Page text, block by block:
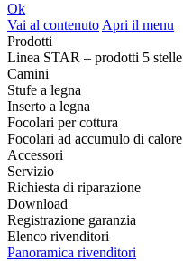
Ok
Vai al contenuto Apri il menu
Prodotti
Linea STAR – prodotti 5 stelle
Camini
Stufe a legna
Inserto a legna
Focolari per cottura
Focolari ad accumulo di calore
Accessori
Servizio
Richiesta di riparazione
Download
Registrazione garanzia
Elenco rivenditori
Panoramica rivenditori